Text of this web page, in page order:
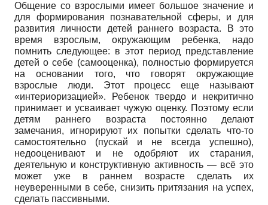
Общение со взрослыми имеет большое значение и
для формирования познавательной сферы, и для
развития личности детей раннего возраста. В это
время взрослым, окружающим ребенка, надо
помнить следующее: в этот период представление
детей о себе (самооценка), полностью формируется
на основании того, что говорят окружающие
взрослые люди. Этот процесс еще называют
«интериоризацией». Ребенок твердо и некритично
принимает и усваивает чужую оценку. Поэтому если
детям раннего возраста постоянно делают
замечания, игнорируют их попытки сделать что-то
самостоятельно (пускай и не всегда успешно),
недооценивают и не одобряют их старания,
деятельную и конструктивную активность — всё это
может уже в раннем возрасте сделать их
неуверенными в себе, снизить притязания на успех,
сделать пассивными.